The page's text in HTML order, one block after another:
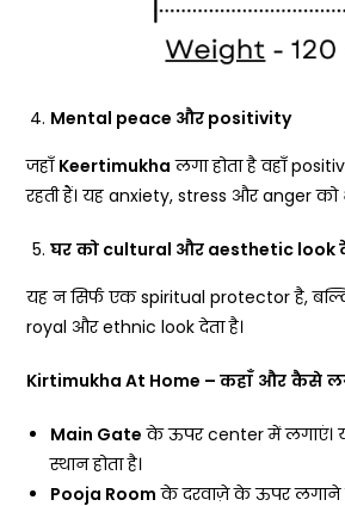
Mental peace और positivity
जहाँ Keertimukha लगा होता है वहाँ
रहती हैं। यह anxiety, stress और anger को
घर को cultural और aesthetic look
यह न सिर्फ एक spiritual protector है,
royal और ethnic look देता है।
Kirtimukha At Home –कहाँ और कैसे
Main Gate के ऊपर center में लगाएं।
स्थान होता है।
Pooja Room के दरवाज़े के ऊपर लगाने